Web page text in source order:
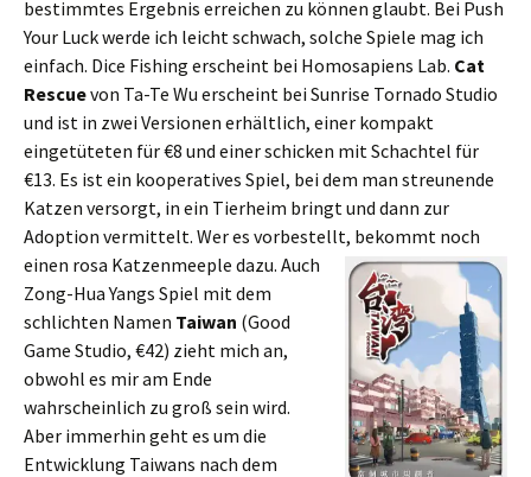
bestimmtes Ergebnis erreichen zu können glaubt. Bei Push
Your Luck werde ich leicht schwach, solche Spiele mag ich
einfach. Dice Fishing erscheint bei Homosapiens Lab. Cat
Rescuevon Ta-Te Wu erscheint bei Sunrise Tornado Studio
und ist in zwei Versionen erhältlich, einer kompakt
eingetüteten für €8 und einer schicken mit Schachtel für
€13. Es ist ein kooperatives Spiel, bei dem man streunende
Katzen versorgt, in ein Tierheim bringt und dann zur
Adoption vermittelt. Wer es vorbestellt, bekommt noch
einen rosa Katzenmeeple dazu. Auch
Zong-Hua Yangs Spiel mit dem
schlichten Namen Taiwan (Good
Game Studio, €42) zieht mich an,
obwohl es mir am Ende
wahrscheinlich zu groß sein wird.
Aber immerhin geht es um die
Entwicklung Taiwans nach dem